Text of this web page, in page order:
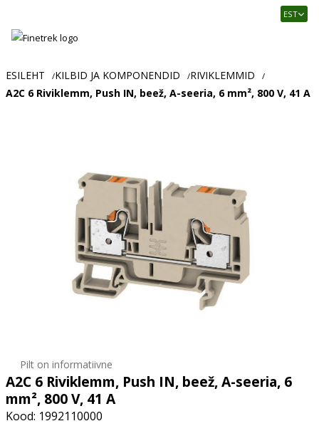
Usaldusväärne
ja
tööstusautomaatika
EST
ESILEHT /KILBID JA KOMPONENDID /RIVIKLEMMID /
A2C 6 Riviklemm, Push IN, beež, A-seeria, 6 mm², 800 V, 41 A
Pilt on informatiivne
A2C 6 Riviklemm, Push IN, beež, A-seeria, 6
mm², 800 V, 41 A
Kood: 1992110000